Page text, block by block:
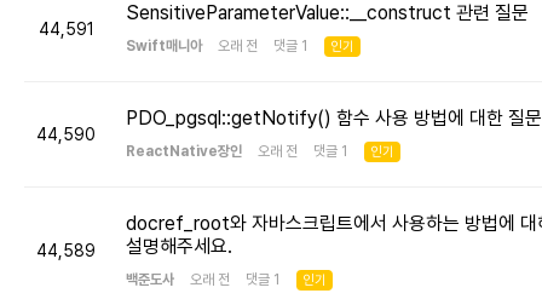
44,591
SensitiveParameterValue::__construct 관련 질문
Swift매니아 오래 전 댓글 1 인기
44,590
PDO_pgsql::getNotify() 함수 사용 방법에 대한 질문
ReactNative장인 오래 전 댓글 1 인기
44,589
docref_root와 자바스크립트에서 사용하는 방법에 대
설명해주세요.
백준도사 오래 전 댓글 1 인기